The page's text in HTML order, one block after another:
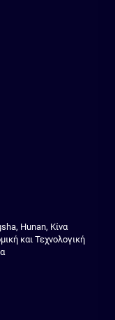
Hunan, Κίνα
και Τεχνολογική